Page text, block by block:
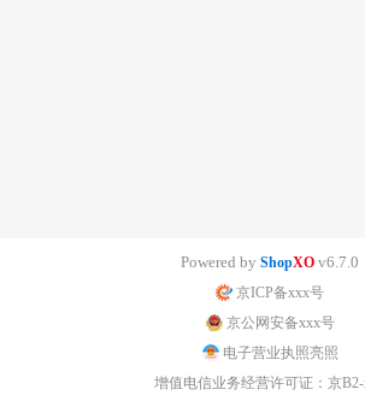
Powered by ShopXO v6.7.0
京ICP备xxx号
京公网安备xxx号
电子营业执照亮照
增值电信业务经营许可证：京